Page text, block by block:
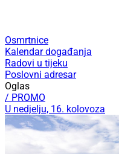
Osmrtnice
Kalendar događanja
Radovi u tijeku
Poslovni adresar
Oglas
/ PROMO
U nedjelju, 16. kolovoza